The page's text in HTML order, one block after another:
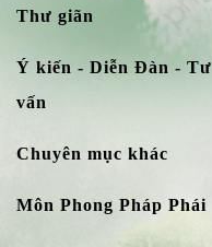
Thư giãn
Ý kiến - Diễn Đàn - Tư
vấn
Chuyên mục khác
Môn Phong Pháp Phái